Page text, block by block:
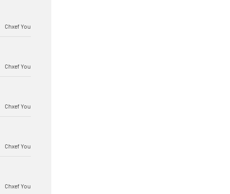
Chxef You
Chxef You
Chxef You
Chxef You
Chxef You